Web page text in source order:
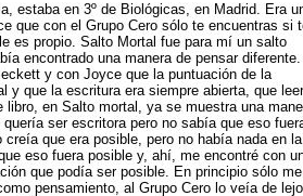
estaba en 3º de Biológicas, en Madrid. Era
que con el Grupo Cero sólo te encuentras si
es propio. Salto Mortal fue para mí un salto
encontrado una manera de pensar
y con Joyce que la puntuación de la
y que la escritura era siempre abierta, que
libro, en Salto mortal, ya se muestra una
ser escritora pero no sabía que eso
que era posible, pero no había nada en la
eso fuera posible y, ahí, me encontré con
que podía ser posible. En principio sólo me
pensamiento, al Grupo Cero lo veía de